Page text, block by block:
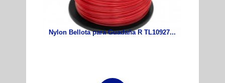
Nylon Bellota para Guadaña R TL10927...